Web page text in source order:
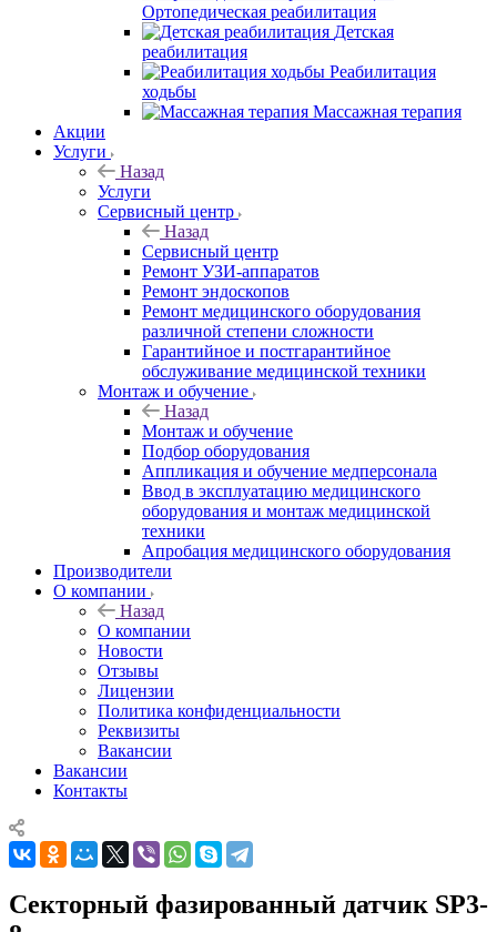
Ортопедическая реабилитация
Детская
реабилитация
Реабилитация
ходьбы
Массажная терапия
Акции
Услуги
Назад
Услуги
Сервисный центр
Назад
Сервисный центр
Ремонт УЗИ-аппаратов
Ремонт эндоскопов
Ремонт медицинского оборудования
различной степени сложности
Гарантийное и постгарантийное
обслуживание медицинской техники
Монтаж и обучение
Назад
Монтаж и обучение
Подбор оборудования
Аппликация и обучение медперсонала
Ввод в эксплуатацию медицинского
оборудования и монтаж медицинской
техники
Апробация медицинского оборудования
Производители
О компании
Назад
О компании
Новости
Отзывы
Лицензии
Политика конфиденциальности
Реквизиты
Вакансии
Вакансии
Контакты
Секторный фазированный датчик SP3-